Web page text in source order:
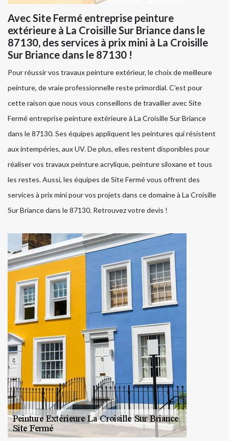
Avec Site Fermé entreprise peinture
extérieure à La Croisille Sur Briance dans le
87130, des services à prix mini à La Croisille
Sur Briance dans le 87130 !
Pour réussir vos travaux peinture extérieur, le choix de meilleure
peinture, de vraie professionnelle reste primordial. C’est pour
cette raison que nous vous conseillons de travailler avec Site
Fermé entreprise peinture extérieure à La Croisille Sur Briance
dans le 87130. Ses équipes appliquent les peintures qui résistent
aux intempéries, aux UV. De plus, elles restent disponibles pour
réaliser vos travaux peinture acrylique, peinture siloxane et tous
les restes. Aussi, les équipes de Site Fermé vous offrent des
services à prix mini pour vos projets dans ce domaine à La Croisille
Sur Briance dans le 87130. Retrouvez votre devis !